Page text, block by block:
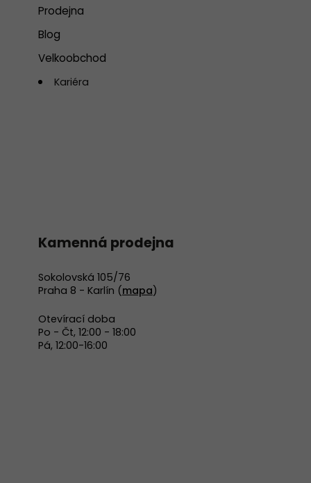
Prodejna
Blog
Velkoobchod
Kariéra
Kamenná prodejna
Sokolovská 105/76
Praha 8 - Karlín (mapa)
Otevírací doba
Po - Čt, 12:00 - 18:00
Pá, 12:00-16:00